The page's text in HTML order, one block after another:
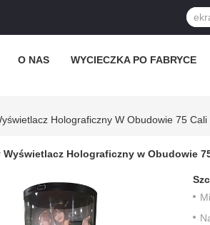
O NAS WYCIECZKA PO FABRYCE
Holograficzny W Obudowie 75
Wyświetlacz Holograficzny w Obudowie